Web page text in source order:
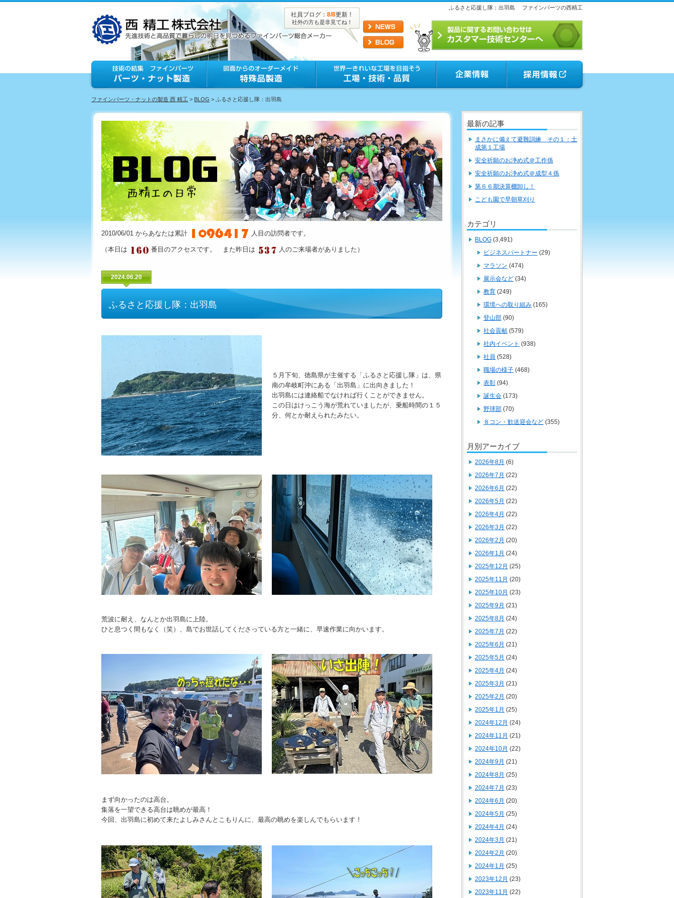
ふるさと応援し隊：出羽島 ファインパーツの西精工
社員ブログ： 8/8更新！
社外の方も是非見てね！
ファインパーツ・ナットの製造 西 精工 > BLOG > ふるさと応援し隊：出羽島
2010/06/01 からあなたは累計 人目の訪問者です。
（本日は 番目のアクセスです。 また昨日は 人のご来場者がありました）
2024.06.20
ふるさと応援し隊：出羽島
５月下旬、徳島県が主催する「ふるさと応援し隊」は、県
南の牟岐町沖にある「出羽島」に出向きました！
出羽島には連絡船でなければ行くことができません。
この日はけっこう海が荒れていましたが、乗船時間の１５
分、何とか耐えられたみたい。
荒波に耐え、なんとか出羽島に上陸。
ひと息つく間もなく（笑）、島でお世話してくださっている方と一緒に、早速作業に向かいます。
まず向かったのは高台。
集落を一望できる高台は眺めが最高！
今回、出羽島に初めて来たよしみさんとこもりんに、最高の眺めを楽しんでもらいます！
最新の記事
まさかに備えて避難訓練 その１：土
成第１工場
安全祈願のお浄め式＠工作係
安全祈願のお浄め式＠成型４係
第６６期決算棚卸し！
こども園で早朝草刈り
カテゴリ
BLOG (3,491)
ビジネスパートナー (29)
マラソン (474)
展示会など (34)
教育 (249)
環境への取り組み (165)
登山部 (90)
社会貢献 (579)
社内イベント (938)
社員 (528)
職場の様子 (468)
表彰 (94)
誕生会 (173)
野球部 (70)
８コン・歓送迎会など (355)
月別アーカイブ
2026年8月 (6)
2026年7月 (22)
2026年6月 (22)
2026年5月 (22)
2026年4月 (22)
2026年3月 (22)
2026年2月 (20)
2026年1月 (24)
2025年12月 (25)
2025年11月 (20)
2025年10月 (23)
2025年9月 (21)
2025年8月 (24)
2025年7月 (22)
2025年6月 (21)
2025年5月 (24)
2025年4月 (24)
2025年3月 (21)
2025年2月 (20)
2025年1月 (25)
2024年12月 (24)
2024年11月 (21)
2024年10月 (22)
2024年9月 (21)
2024年8月 (25)
2024年7月 (23)
2024年6月 (20)
2024年5月 (25)
2024年4月 (24)
2024年3月 (21)
2024年2月 (20)
2024年1月 (25)
2023年12月 (23)
2023年11月 (22)